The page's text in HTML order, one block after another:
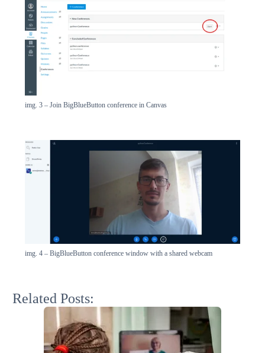
img. 3 – Join BigBlueButton conference in Canvas
img. 4 – BigBlueButton conference window with a shared webcam
Related Posts: